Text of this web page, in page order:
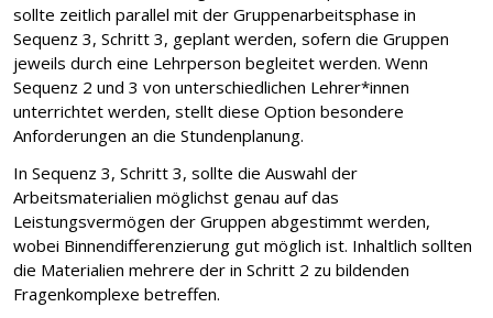
sollte zeitlich parallel mit der Gruppenarbeitsphase in
Sequenz 3, Schritt 3, geplant werden, sofern die Gruppen
jeweils durch eine Lehrperson begleitet werden. Wenn
Sequenz 2 und 3 von unterschiedlichen Lehrer*innen
unterrichtet werden, stellt diese Option besondere
Anforderungen an die Stundenplanung.
In Sequenz 3, Schritt 3, sollte die Auswahl der
Arbeitsmaterialien möglichst genau auf das
Leistungsvermögen der Gruppen abgestimmt werden,
wobei Binnendifferenzierung gut möglich ist. Inhaltlich sollten
die Materialien mehrere der in Schritt 2 zu bildenden
Fragenkomplexe betreffen.